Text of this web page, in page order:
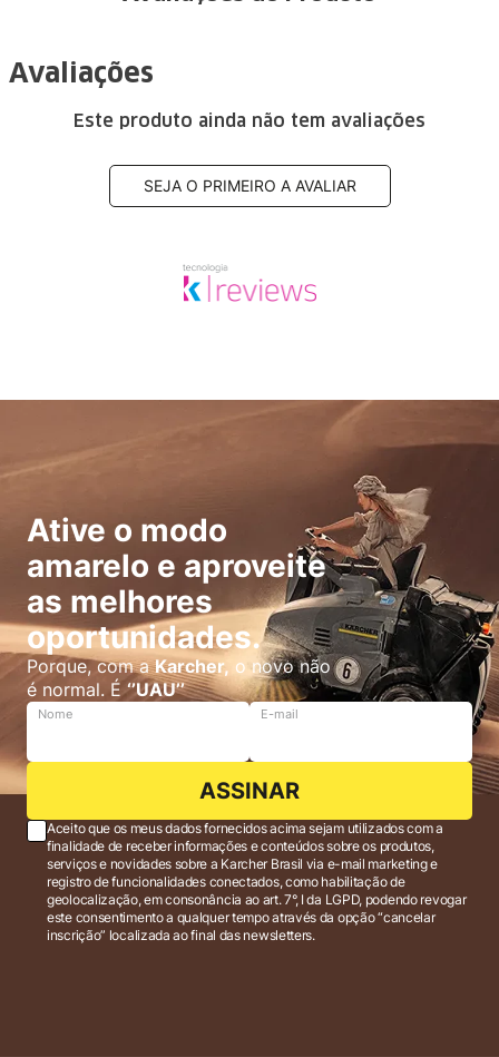
Avaliações
Este produto ainda não tem avaliações
SEJA O PRIMEIRO A AVALIAR
Ative o modo
amarelo e aproveite
as melhores
oportunidades.
Porque, com aKarcher, o novo não
é normal. É‘’UAU’’
Nome E-mail
ASSINAR
Aceito que os meus dados fornecidos acima sejam utilizados com a
finalidade de receber informações e conteúdos sobre os produtos,
serviços e novidades sobre a Karcher Brasil via e-mail marketing e
registro de funcionalidades conectados, como habilitação de
geolocalização, em consonância ao art. 7°, I da LGPD, podendo revogar
este consentimento a qualquer tempo através da opção “cancelar
inscrição” localizada ao final das newsletters.